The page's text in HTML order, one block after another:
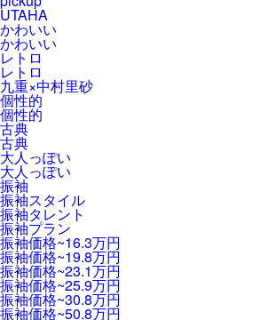
UTAHA
かわいい
かわいい
レトロ
レトロ
九重×中村里砂
個性的
個性的
古典
古典
大人っぽい
大人っぽい
振袖
振袖スタイル
振袖タレント
振袖プラン
振袖価格~16.3万円
振袖価格~19.8万円
振袖価格~23.1万円
振袖価格~25.9万円
振袖価格~30.8万円
振袖価格~50.8万円